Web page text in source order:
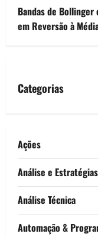
Bandas de Bollinger
em Reversão à
Categorias
Ações
Análise e
Análise Técnica
Automação &